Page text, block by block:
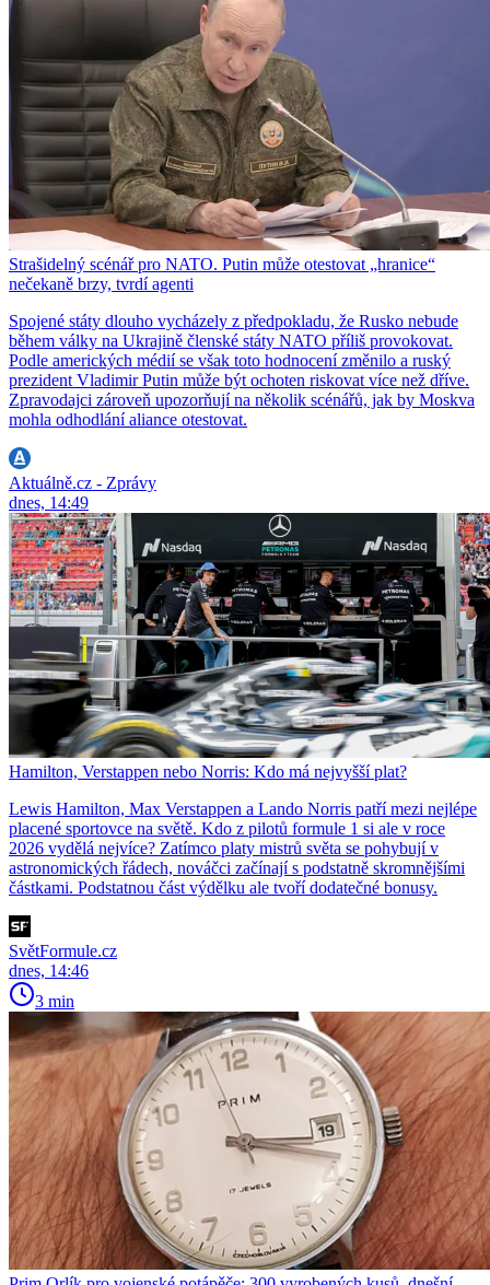
Strašidelný scénář pro NATO. Putin může otestovat „hranice“
nečekaně brzy, tvrdí agenti
Spojené státy dlouho vycházely z předpokladu, že Rusko nebude
během války na Ukrajině členské státy NATO příliš provokovat.
Podle amerických médií se však toto hodnocení změnilo a ruský
prezident Vladimir Putin může být ochoten riskovat více než dříve.
Zpravodajci zároveň upozorňují na několik scénářů, jak by Moskva
mohla odhodlání aliance otestovat.
Aktuálně.cz - Zprávy
dnes, 14:49
Hamilton, Verstappen nebo Norris: Kdo má nejvyšší plat?
Lewis Hamilton, Max Verstappen a Lando Norris patří mezi nejlépe
placené sportovce na světě. Kdo z pilotů formule 1 si ale v roce
2026 vydělá nejvíce? Zatímco platy mistrů světa se pohybují v
astronomických řádech, nováčci začínají s podstatně skromnějšími
částkami. Podstatnou část výdělku ale tvoří dodatečné bonusy.
SvětFormule.cz
dnes, 14:46
3 min